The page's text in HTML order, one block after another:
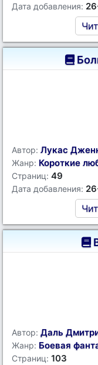
Дата добавления:
Автор: Лукас
Жанр: Короткие
Страниц: 49
Дата добавления:
Автор: Даль
Жанр: Боевая
Страниц: 103